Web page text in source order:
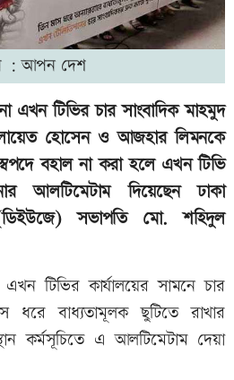
: আপন দেশ
এখন টিভির চার সাংবাদিক মাহমুদ
হোসেন ও আজহার লিমনকে
বহাল না করা হলে এখন টিভি
আলটিমেটাম দিয়েছেন ঢাকা
সভাপতি মো. শহিদুল
টিভির কার্যালয়ের সামনে চার
ধরে বাধ্যতামূলক ছুটিতে রাখার
কর্মসূচিতে এ আলটিমেটাম দেয়া